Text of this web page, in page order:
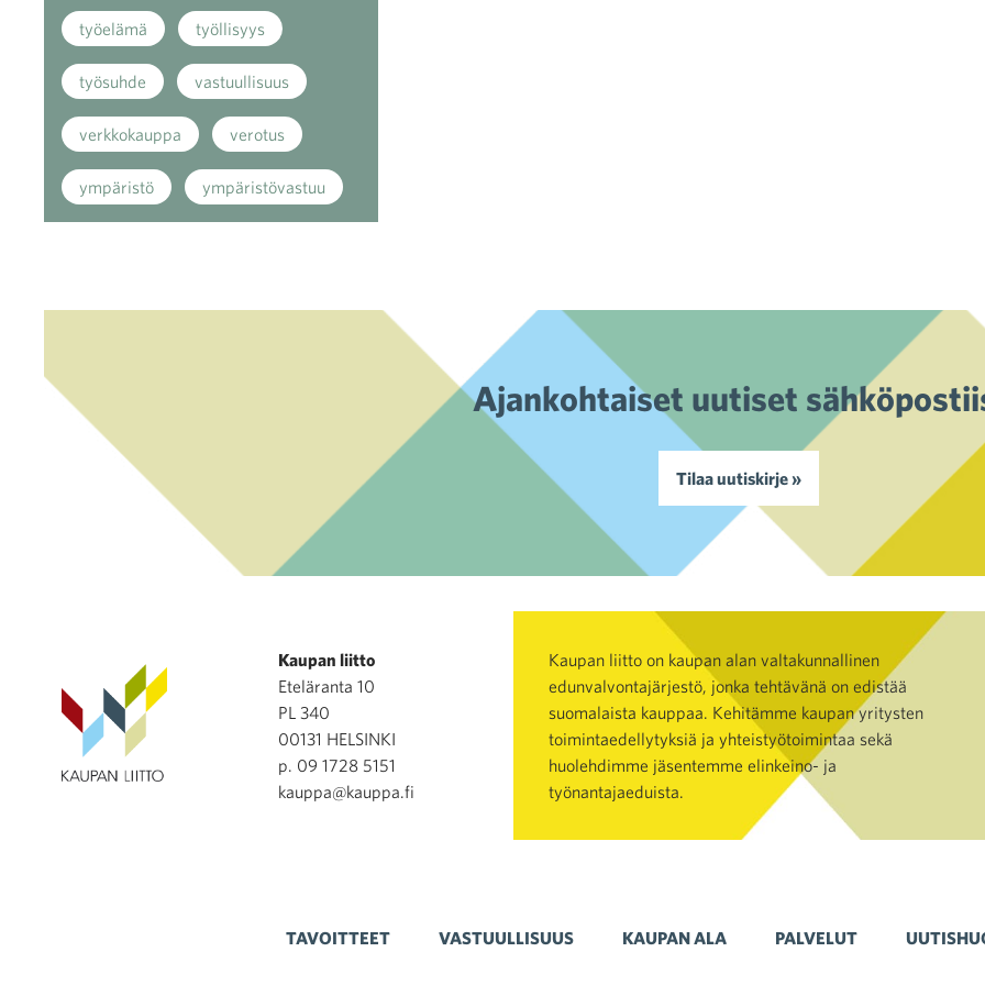
työelämä työllisyys
työsuhde vastuullisuus
verkkokauppa verotus
ympäristö ympäristövastuu
Ajankohtaiset uutiset
Tilaa uutiskirje »
Kaupan liitto
Eteläranta 10
PL 340
00131 HELSINKI
p. 09 1728 5151
kauppa@kauppa.fi
Kaupan liitto on kaupan alan valtakunnallinen
edunvalvontajärjestö, jonka tehtävänä on edistää
suomalaista kauppaa. Kehitämme kaupan yritysten
toimintaedellytyksiä ja yhteistyötoimintaa sekä
huolehdimme jäsentemme elinkeino- ja
työnantajaeduista.
TAVOITTEET VASTUULLISUUS KAUPAN ALA PALVELUT